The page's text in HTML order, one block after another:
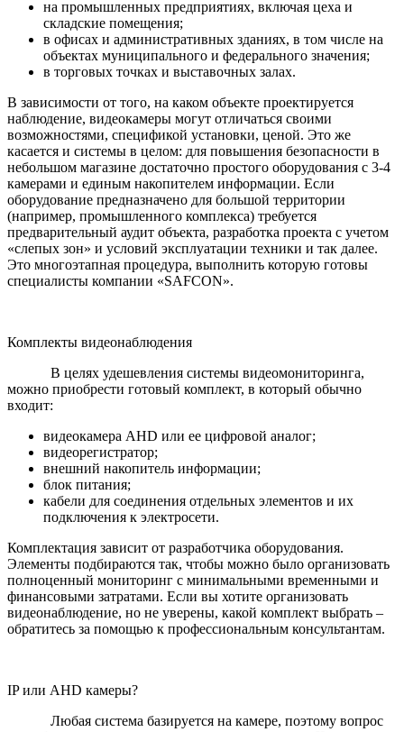
на промышленных предприятиях, включая цеха и
складские помещения;
в офисах и административных зданиях, в том числе на
объектах муниципального и федерального значения;
в торговых точках и выставочных залах.
В зависимости от того, на каком объекте проектируется
наблюдение, видеокамеры могут отличаться своими
возможностями, спецификой установки, ценой. Это же
касается и системы в целом: для повышения безопасности в
небольшом магазине достаточно простого оборудования с 3-4
камерами и единым накопителем информации. Если
оборудование предназначено для большой территории
(например, промышленного комплекса) требуется
предварительный аудит объекта, разработка проекта с учетом
«слепых зон» и условий эксплуатации техники и так далее.
Это многоэтапная процедура, выполнить которую готовы
специалисты компании «SAFCON».
Комплекты видеонаблюдения
В целях удешевления системы видеомониторинга,
можно приобрести готовый комплект, в который обычно
входит:
видеокамера AHD или ее цифровой аналог;
видеорегистратор;
внешний накопитель информации;
блок питания;
кабели для соединения отдельных элементов и их
подключения к электросети.
Комплектация зависит от разработчика оборудования.
Элементы подбираются так, чтобы можно было организовать
полноценный мониторинг с минимальными временными и
финансовыми затратами. Если вы хотите организовать
видеонаблюдение, но не уверены, какой комплект выбрать –
обратитесь за помощью к профессиональным консультантам.
IP или AHD камеры?
Любая система базируется на камере, поэтому вопрос